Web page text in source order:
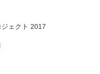
ェクト 2017